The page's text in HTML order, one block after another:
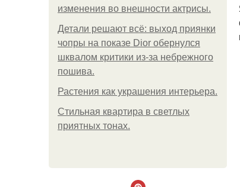
изменения во внешности актрисы.
Детали решают всё: выход приянки
чопры на показе Dior обернулся
шквалом критики из-за небрежного
пошива.
Растения как украшения интерьера.
Стильная квартира в светлых
приятных тонах.